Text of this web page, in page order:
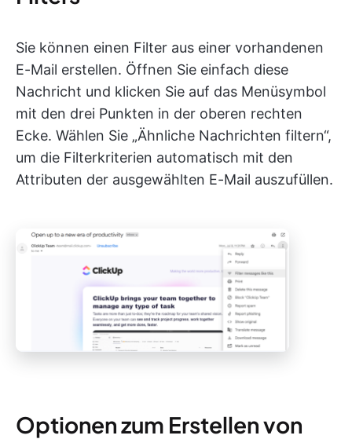
Sie können einen Filter aus einer vorhandenen
E-Mail erstellen. Öffnen Sie einfach diese
Nachricht und klicken Sie auf das Menüsymbol
mit den drei Punkten in der oberen rechten
Ecke. Wählen Sie „Ähnliche Nachrichten filtern“,
um die Filterkriterien automatisch mit den
Attributen der ausgewählten E-Mail auszufüllen.
Optionen zum Erstellen von